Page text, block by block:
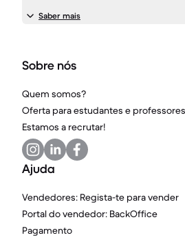
Saber mais
Sobre nós
Quem somos?
Oferta para estudantes e professores
Estamos a recrutar!
Ajuda
Vendedores: Regista-te para vender
Portal do vendedor: BackOffice
Pagamento